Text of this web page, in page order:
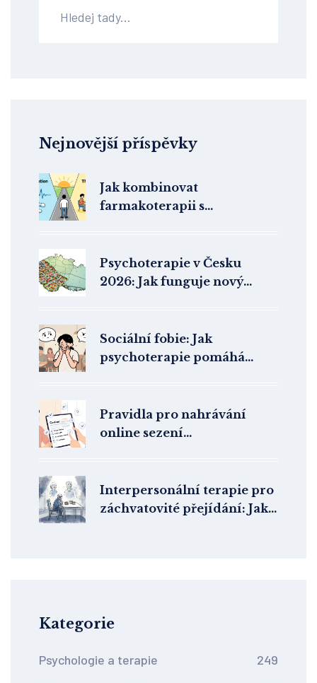
Nejnovější příspěvky
Jak kombinovat
farmakoterapii s
Psychoterapie v Česku
2026: Jak funguje nový
Sociální fobie: Jak
psychoterapie pomáhá
Pravidla pro nahrávání
online sezení
Interpersonální terapie pro
záchvatovité přejídání: Jak
Kategorie
Psychologie a terapie 249